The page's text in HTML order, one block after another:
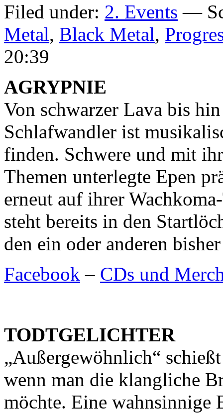
Filed under: 2. Events —
Metal, Black Metal,
20:39
AGRYPNIE
Von schwarzer Lava bis
Schlafwandler ist
finden. Schwere und mit
Themen unterlegte Epen
erneut auf ihrer
steht bereits in den
den ein oder anderen
Facebook – CDs und
TODTGELICHTER
„Außergewöhnlich“
wenn man die klangliche
möchte. Eine